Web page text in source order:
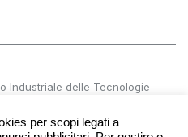
Industriale delle Tecnologie
per scopi legati a